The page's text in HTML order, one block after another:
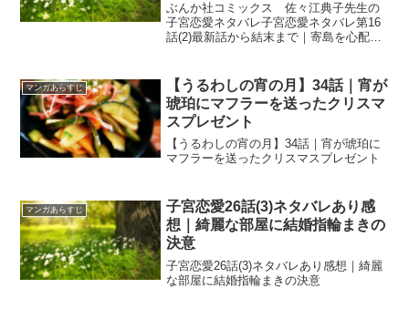
ぶんか社コミックス 佐々江典子先生の
子宮恋愛ネタバレ子宮恋愛ネタバレ第16
話(2)最新話から結末まで｜寄島を心配そ
マンガあらすじ
【うるわしの宵の月】34話｜宵が
琥珀にマフラーを送ったクリスマ
スプレゼント
【うるわしの宵の月】34話｜宵が琥珀に
マフラーを送ったクリスマスプレゼント
マンガあらすじ
子宮恋愛26話(3)ネタバレあり感
想｜綺麗な部屋に結婚指輪まきの
決意
子宮恋愛26話(3)ネタバレあり感想｜綺麗
な部屋に結婚指輪まきの決意